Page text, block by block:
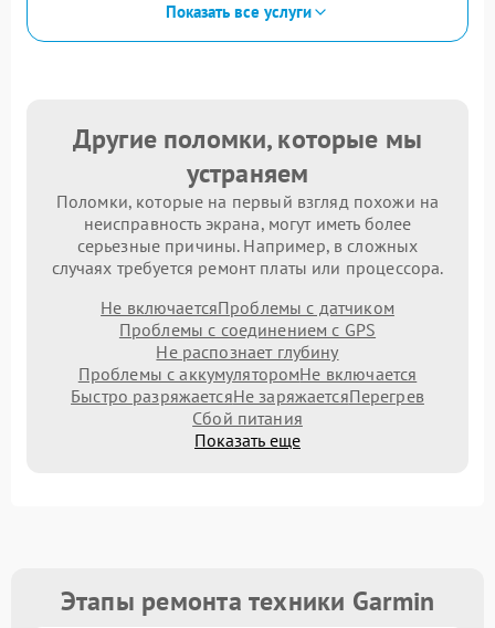
Показать все услуги
Другие поломки, которые мы
устраняем
Поломки, которые на первый взгляд похожи на
неисправность экрана, могут иметь более
серьезные причины. Например, в сложных
случаях требуется ремонт платы или процессора.
Не включаетсяПроблемы с датчиком
Проблемы с соединением с GPS
Не распознает глубину
Проблемы с аккумуляторомНе включается
Быстро разряжаетсяНе заряжаетсяПерегрев
Сбой питания
Показать еще
Этапы ремонта техники Garmin